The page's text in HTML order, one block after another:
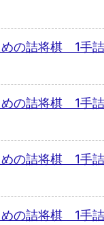
めの詰将棋 1手
めの詰将棋 1手
めの詰将棋 1手
めの詰将棋 1手